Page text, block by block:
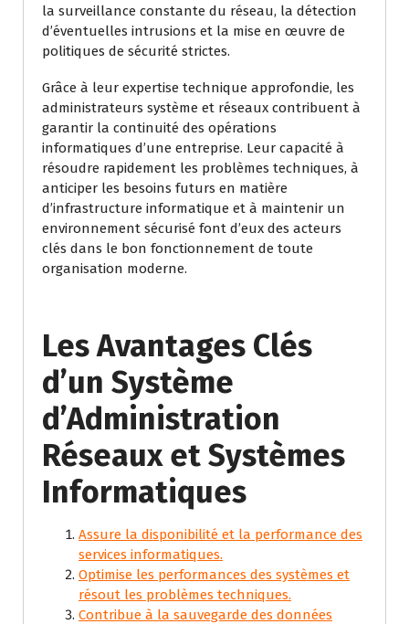
la surveillance constante du réseau, la détection
d’éventuelles intrusions et la mise en œuvre de
politiques de sécurité strictes.
Grâce à leur expertise technique approfondie, les
administrateurs système et réseaux contribuent à
garantir la continuité des opérations
informatiques d’une entreprise. Leur capacité à
résoudre rapidement les problèmes techniques, à
anticiper les besoins futurs en matière
d’infrastructure informatique et à maintenir un
environnement sécurisé font d’eux des acteurs
clés dans le bon fonctionnement de toute
organisation moderne.
Les Avantages Clés
d’un Système
d’Administration
Réseaux et Systèmes
Informatiques
Assure la disponibilité et la performance des
services informatiques.
Optimise les performances des systèmes et
résout les problèmes techniques.
Contribue à la sauvegarde des données